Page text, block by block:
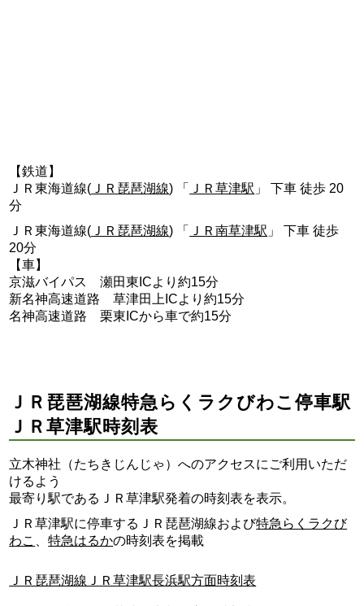
【鉄道】
ＪＲ東海道線( ＪＲ琵琶湖線) 「 ＪＲ草津駅 」 下車 徒歩 20
分
ＪＲ東海道線( ＪＲ琵琶湖線) 「 ＪＲ南草津駅 」 下車 徒歩
20分
【車】
京滋バイパス 瀬田東ICより約15分
新名神高速道路 草津田上ICより約15分
名神高速道路 栗東ICから車で約15分
ＪＲ琵琶湖線特急らくラクびわこ停車駅
ＪＲ草津駅時刻表
立木神社（たちきじんじゃ）へのアクセスにご利用いただ
けるよう
最寄り駅であるＪＲ草津駅発着の時刻表を表示。
ＪＲ草津駅に停車するＪＲ琵琶湖線および特急らくラクび
わこ
、特急はるかの時刻表を掲載
ＪＲ琵琶湖線ＪＲ草津駅長浜駅方面時刻表